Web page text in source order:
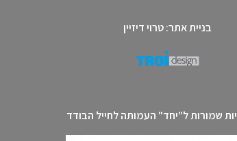
בניית אתר: טרוי דיזיין
שמורות ל"יחד" העמותה לחייל הבודד​